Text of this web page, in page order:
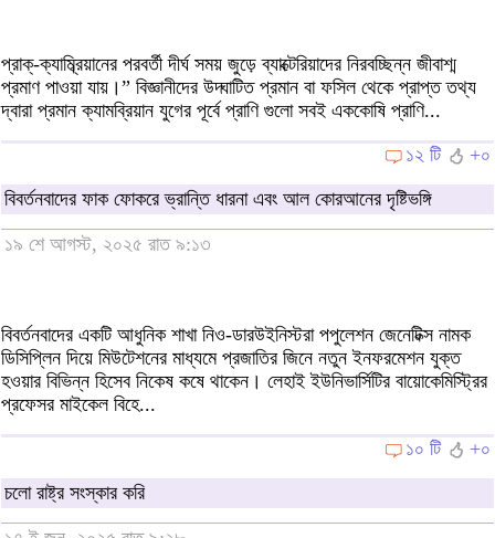
প্রাক্-ক্যাম্ব্রিয়ানের পরবর্তী দীর্ঘ সময় জুড়ে ব্যাক্টেরিয়াদের নিরবচ্ছিন্ন জীবাশ্ম
প্রমাণ পাওয়া যায়।” বিজ্ঞানীদের উদ্ঘাটিত প্রমান বা ফসিল থেকে প্রাপ্ত তথ্য
দ্বারা প্রমান ক্যামব্রিয়ান যুগের পূর্বে প্রাণি গুলো সবই এককোষি প্রাণি...
১২ টি
+০
বিবর্তনবাদের ফাক ফোকরে ভ্রান্তি ধারনা এবং আল কোরআনের দৃষ্টিভঙ্গি
১৯ শে আগস্ট, ২০২৫ রাত ৯:১৩
বিবর্তনবাদের একটি আধুনিক শাখা নিও-ডারউইনিস্টরা পপুলেশন জেনেটিক্স নামক
ডিসিপ্লিন দিয়ে মিউটেশনের মাধ্যমে প্রজাতির জিনে নতুন ইনফরমেশন যুক্ত
হওয়ার বিভিন্ন হিসেব নিকেষ কষে থাকেন। লেহাই ইউনিভার্সিটির বায়োকেমিস্ট্রির
প্রফেসর মাইকেল বিহে...
১০ টি
+০
চলো রাষ্ট্র সংস্কার করি